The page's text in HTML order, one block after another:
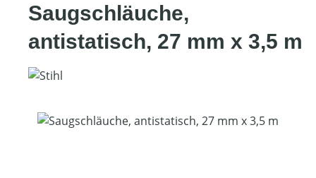
Saugschläuche,
antistatisch, 27 mm x 3,5 m
Bildergalerie überspringen